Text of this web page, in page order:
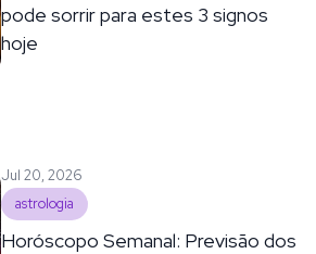
pode sorrir para estes 3 signos
hoje
Jul 20, 2026
astrologia
Horóscopo Semanal: Previsão dos